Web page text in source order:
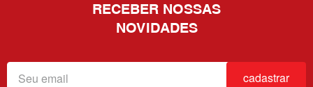
RECEBER NOSSAS
NOVIDADES
cadastrar